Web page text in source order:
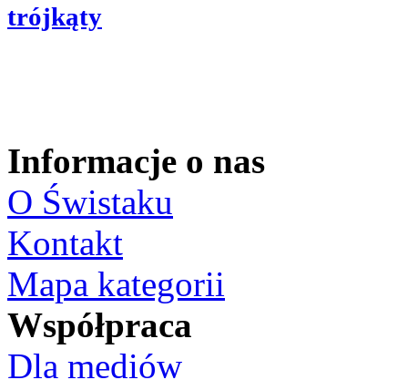
trójkąty
Informacje o nas
O Świstaku
Kontakt
Mapa kategorii
Współpraca
Dla mediów